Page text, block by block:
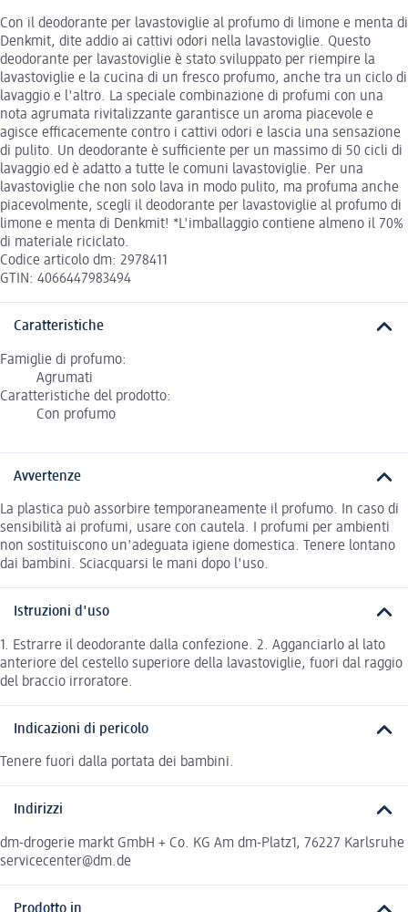
Con il deodorante per lavastoviglie al profumo di limone e menta di
Denkmit, dite addio ai cattivi odori nella lavastoviglie. Questo
deodorante per lavastoviglie è stato sviluppato per riempire la
lavastoviglie e la cucina di un fresco profumo, anche tra un ciclo di
lavaggio e l'altro. La speciale combinazione di profumi con una
nota agrumata rivitalizzante garantisce un aroma piacevole e
agisce efficacemente contro i cattivi odori e lascia una sensazione
di pulito. Un deodorante è sufficiente per un massimo di 50 cicli di
lavaggio ed è adatto a tutte le comuni lavastoviglie. Per una
lavastoviglie che non solo lava in modo pulito, ma profuma anche
piacevolmente, scegli il deodorante per lavastoviglie al profumo di
limone e menta di Denkmit! *L'imballaggio contiene almeno il 70%
di materiale riciclato.
Codice articolo dm: 2978411
GTIN: 4066447983494
Caratteristiche
Famiglie di profumo:
Agrumati
Caratteristiche del prodotto:
Con profumo
Avvertenze
La plastica può assorbire temporaneamente il profumo. In caso di
sensibilità ai profumi, usare con cautela. I profumi per ambienti
non sostituiscono un'adeguata igiene domestica. Tenere lontano
dai bambini. Sciacquarsi le mani dopo l'uso.
Istruzioni d'uso
1. Estrarre il deodorante dalla confezione. 2. Agganciarlo al lato
anteriore del cestello superiore della lavastoviglie, fuori dal raggio
del braccio irroratore.
Indicazioni di pericolo
Tenere fuori dalla portata dei bambini.
Indirizzi
dm-drogerie markt GmbH + Co. KG Am dm-Platz1, 76227 Karlsruhe
servicecenter@dm.de